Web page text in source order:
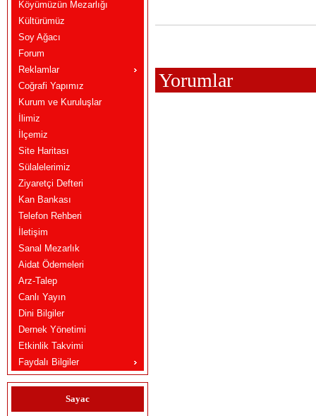
Köyümüzün Mezarlığı
Kültürümüz
Soy Ağacı
Forum
Reklamlar
Coğrafi Yapımız
Kurum ve Kuruluşlar
İlimiz
İlçemiz
Site Haritası
Sülalelerimiz
Ziyaretçi Defteri
Kan Bankası
Telefon Rehberi
İletişim
Sanal Mezarlık
Aidat Ödemeleri
Arz-Talep
Canlı Yayın
Dini Bilgiler
Dernek Yönetimi
Etkinlik Takvimi
Faydalı Bilgiler
Sayac
Yorumlar